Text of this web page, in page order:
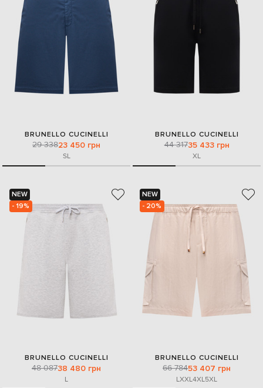
BRUNELLO CUCINELLI
29 33823 450 грн
SL
BRUNELLO CUCINELLI
44 31735 433 грн
XL
NEW
- 19%
BRUNELLO CUCINELLI
48 08738 480 грн
L
NEW
- 20%
BRUNELLO CUCINELLI
66 78453 407 грн
LXXL4XL5XL